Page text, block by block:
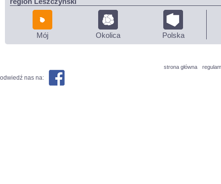
Mój Okolica Polska
strona główna
odwiedź nas na: